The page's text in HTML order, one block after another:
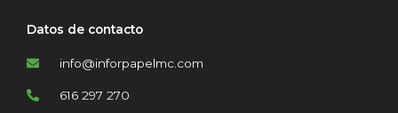
Datos de contacto
info@inforpapelmc.com
616 297 270